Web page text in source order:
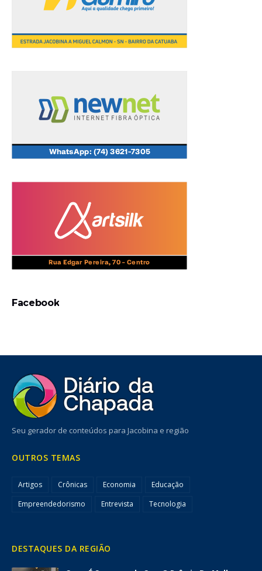
Facebook
Seu gerador de conteúdos para Jacobina e região
OUTROS TEMAS
Artigos Crônicas Economia
Educação
Empreendedorismo
Entrevista Tecnologia
DESTAQUES DA REGIÃO